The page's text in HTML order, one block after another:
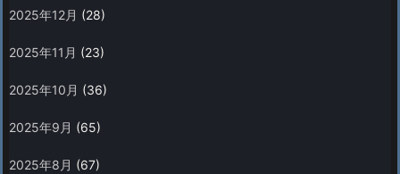
2025年12月 (28)
2025年11月 (23)
2025年10月 (36)
2025年9月 (65)
2025年8月 (67)